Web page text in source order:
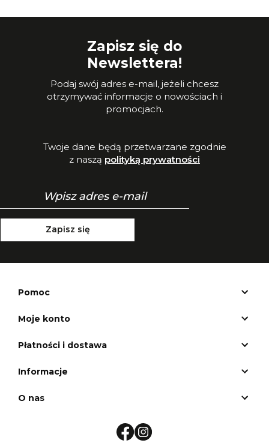
Zapisz się do
Newslettera!
Podaj swój adres e-mail, jeżeli chcesz
otrzymywać informacje o nowościach i
promocjach.
Twoje dane będą przetwarzane zgodnie
z naszą polityką prywatności
Zapisz się
Pomoc
Moje konto
Płatności i dostawa
Informacje
O nas